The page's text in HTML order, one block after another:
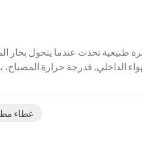
طبيعية تحدث عندما يتحول بخار
الداخلي. فدرجة حرارة
غطاء